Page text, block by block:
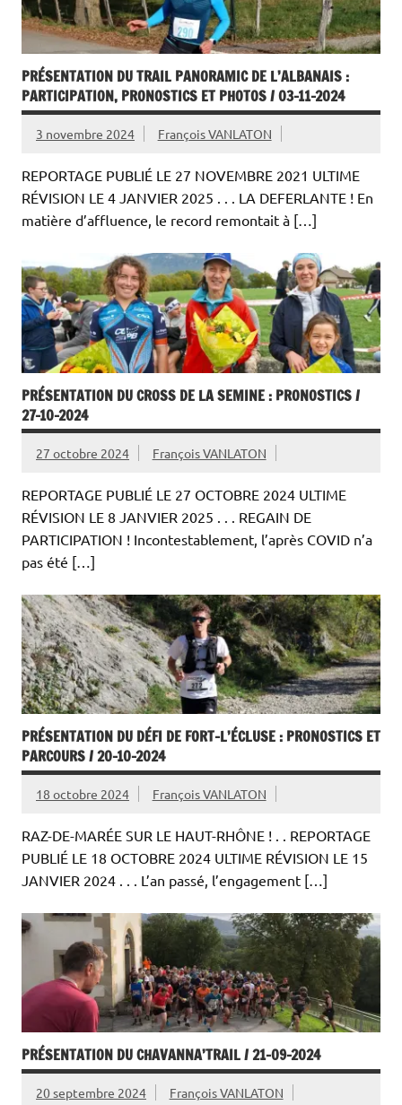
PRÉSENTATION DU TRAIL PANORAMIC DE L’ALBANAIS :
PARTICIPATION, PRONOSTICS ET PHOTOS / 03-11-2024
3 novembre 2024 François VANLATON
REPORTAGE PUBLIÉ LE 27 NOVEMBRE 2021 ULTIME
RÉVISION LE 4 JANVIER 2025 . . . LA DEFERLANTE ! En
matière d’affluence, le record remontait à […]
PRÉSENTATION DU CROSS DE LA SEMINE : PRONOSTICS /
27-10-2024
27 octobre 2024 François VANLATON
REPORTAGE PUBLIÉ LE 27 OCTOBRE 2024 ULTIME
RÉVISION LE 8 JANVIER 2025 . . . REGAIN DE
PARTICIPATION ! Incontestablement, l’après COVID n’a
pas été […]
PRÉSENTATION DU DÉFI DE FORT-L’ÉCLUSE : PRONOSTICS ET
PARCOURS / 20-10-2024
18 octobre 2024 François VANLATON
RAZ-DE-MARÉE SUR LE HAUT-RHÔNE ! . . REPORTAGE
PUBLIÉ LE 18 OCTOBRE 2024 ULTIME RÉVISION LE 15
JANVIER 2024 . . . L’an passé, l’engagement […]
PRÉSENTATION DU CHAVANNA’TRAIL / 21-09-2024
20 septembre 2024 François VANLATON